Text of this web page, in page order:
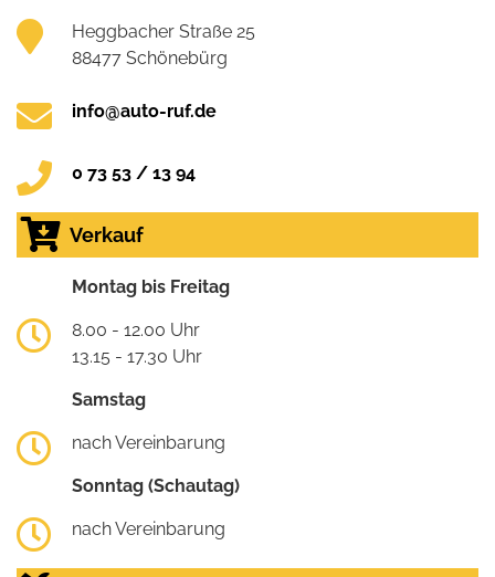
Heggbacher Straße 25
88477 Schönebürg
info@auto-ruf.de
0 73 53 / 13 94
Verkauf
Montag bis Freitag
8.00 - 12.00 Uhr
13.15 - 17.30 Uhr
Samstag
nach Vereinbarung
Sonntag (Schautag)
nach Vereinbarung